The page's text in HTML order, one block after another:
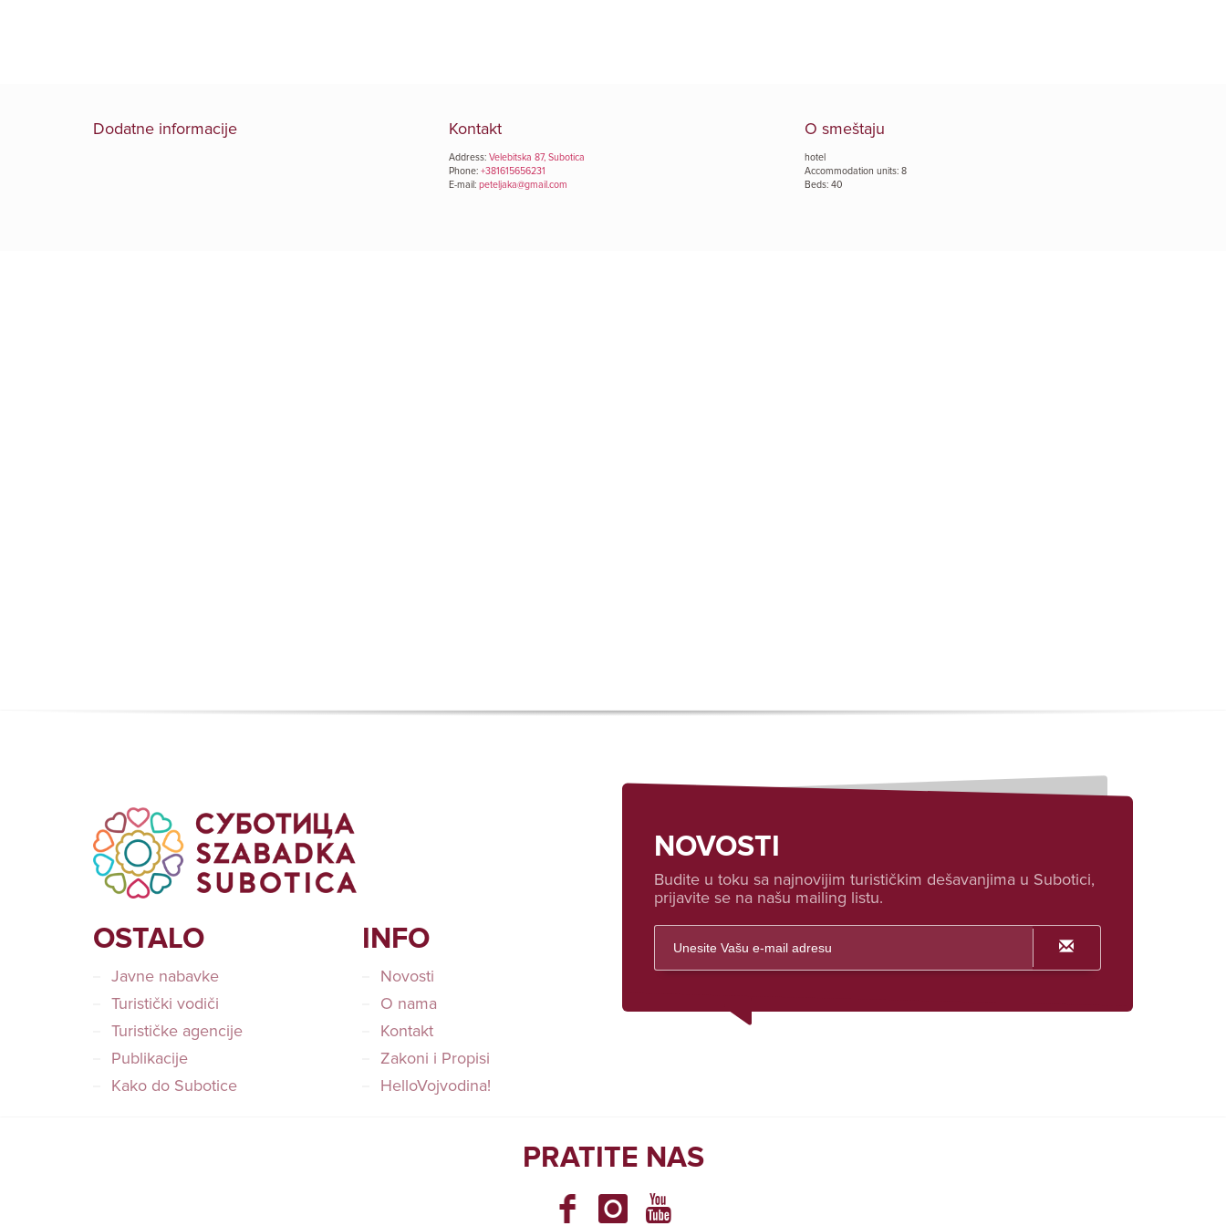
Dodatne informacije Kontakt
Address: Velebitska 87, Subotica
Phone: +381615656231
E-mail: peteljaka@gmail.com
O smeštaju
hotel
Accommodation units: 8
Beds: 40
OSTALO
Javne nabavke
Turistički vodiči
Turističke agencije
Publikacije
Kako do Subotice
INFO
Novosti
O nama
Kontakt
Zakoni i Propisi
HelloVojvodina!
NOVOSTI
Budite u toku sa najnovijim turističkim dešavanjima u Subotici,
prijavite se na našu mailing listu.
PRATITE NAS